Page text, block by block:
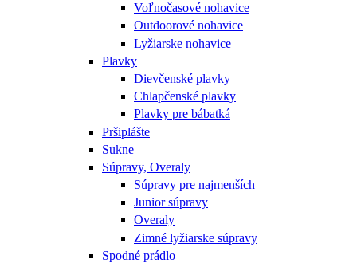
Voľnočasové nohavice
Outdoorové nohavice
Lyžiarske nohavice
Plavky
Dievčenské plavky
Chlapčenské plavky
Plavky pre bábatká
Pršiplášte
Sukne
Súpravy, Overaly
Súpravy pre najmenších
Junior súpravy
Overaly
Zimné lyžiarske súpravy
Spodné prádlo